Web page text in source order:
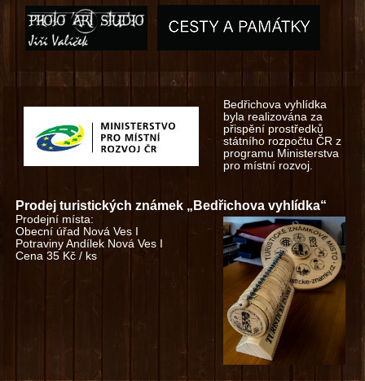
Bedřichova vyhlídka
byla realizována za
přispění prostředků
státního rozpočtu ČR z
programu Ministerstva
pro místní rozvoj.
Prodej turistických známek „Bedřichova vyhlídka“
Prodejní místa:
Obecní úřad Nová Ves I
Potraviny Andílek Nová Ves I
Cena 35 Kč / ks